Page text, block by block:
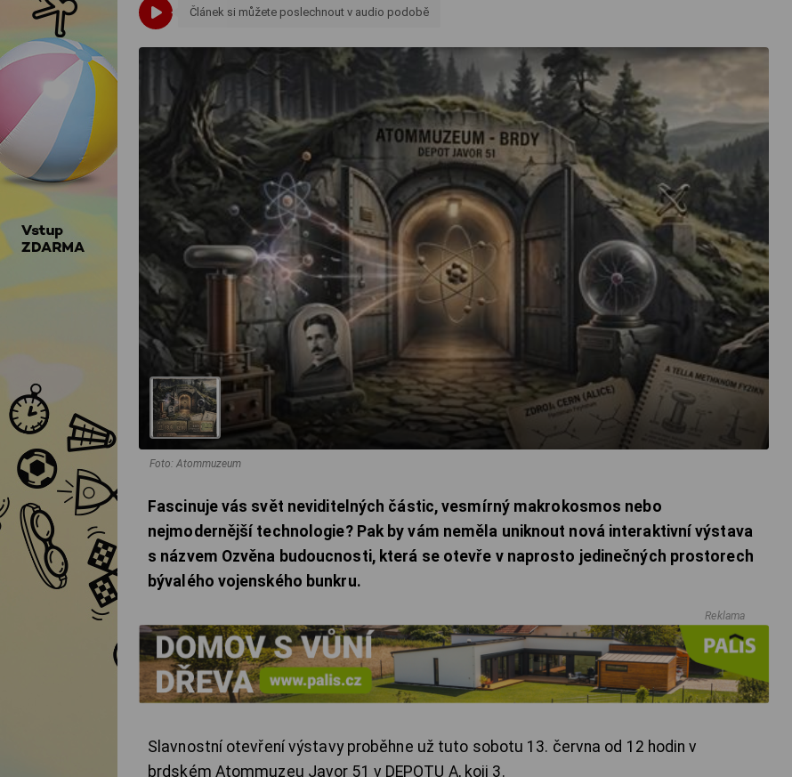
Článek si můžete poslechnout v audio podobě
Foto: Atommuzeum
Fascinuje vás svět neviditelných částic, vesmírný makrokosmos nebo
nejmodernější technologie? Pak by vám neměla uniknout nová interaktivní výstava
s názvem Ozvěna budoucnosti, která se otevře v naprosto jedinečných prostorech
bývalého vojenského bunkru.
Reklama
Slavnostní otevření výstavy proběhne už tuto sobotu 13. června od 12 hodin v
brdském Atommuzeu Javor 51 v DEPOTU A, koji 3.